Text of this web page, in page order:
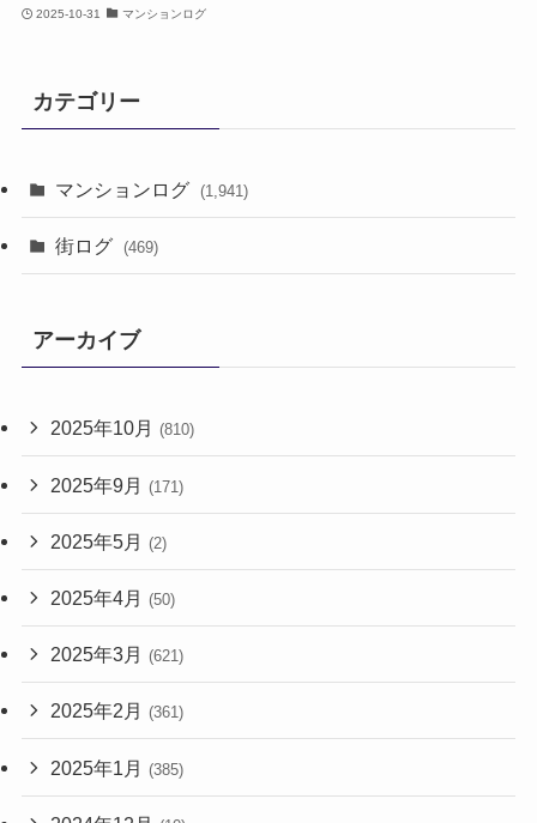
2025-10-31 マンションログ
カテゴリー
マンションログ (1,941)
街ログ (469)
アーカイブ
2025年10月 (810)
2025年9月 (171)
2025年5月 (2)
2025年4月 (50)
2025年3月 (621)
2025年2月 (361)
2025年1月 (385)